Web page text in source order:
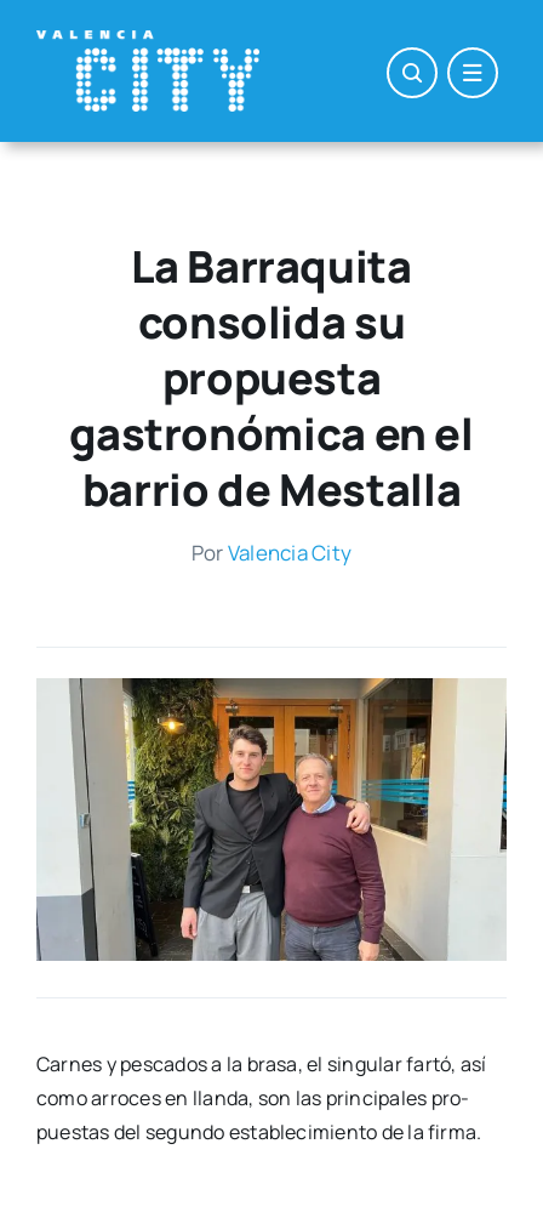
contenido
La Barraquita
consolida su
propuesta
gastronómica en el
barrio de Mestalla
PorValen­cia City
Car­nes y pes­ca­dos a la bra­sa, el sin­gu­lar far­tó, así
como arro­ces en llan­da, son las prin­ci­pa­les pro­
pues­tas del segun­do esta­ble­ci­mien­to de la fir­ma.